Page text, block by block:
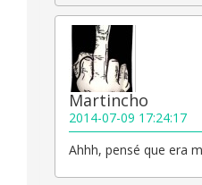
Martincho
2014-07-09 17:24:17
Ahhh, pensé que era